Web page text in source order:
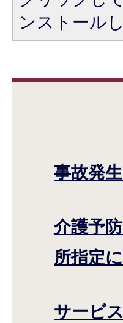
ンストール
事故発
介護予
所指定
サービ